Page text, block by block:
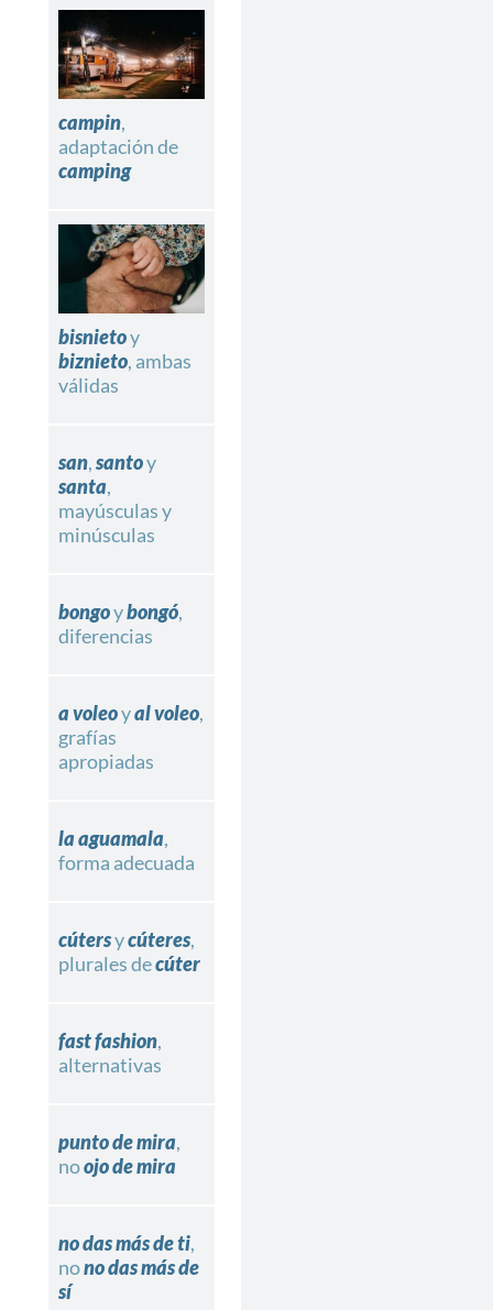
campin,
adaptación de
camping
bisnietoy
biznieto, ambas
válidas
san,santoy
santa,
mayúsculas y
minúsculas
bongoybongó,
diferencias
a voleoyal voleo,
grafías
apropiadas
la aguamala,
forma adecuada
cútersycúteres,
plurales decúter
fast fashion,
alternativas
punto de mira,
noojo de mira
no das más de ti,
nono das más de
sí